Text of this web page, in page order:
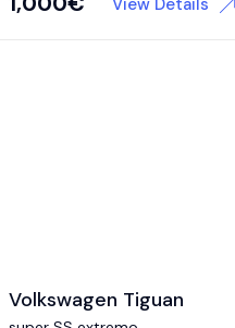
View Details
Volkswagen Tiguan